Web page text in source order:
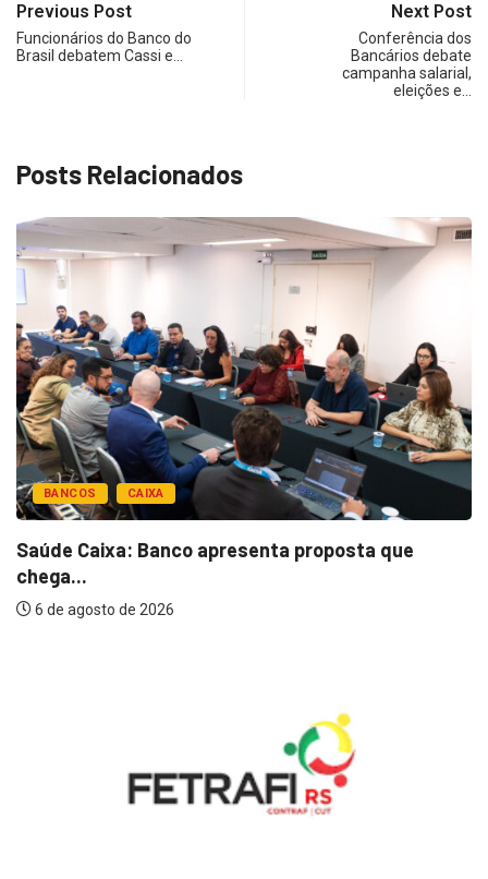
Previous Post
Funcionários do Banco do
Brasil debatem Cassi e…
Next Post
Conferência dos
Bancários debate
campanha salarial,
eleições e…
Posts Relacionados
BANCOS CAIXA
Saúde Caixa: Banco apresenta proposta que
chega...
6 de agosto de 2026